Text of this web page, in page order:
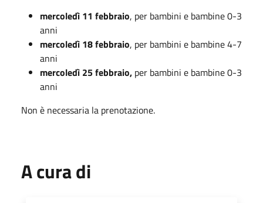
mercoledì 11 febbraio, per bambini e bambine 0-3
anni
mercoledì 18 febbraio, per bambini e bambine 4-7
anni
mercoledì 25 febbraio, per bambini e bambine 0-3
anni
Non è necessaria la prenotazione.
A cura di